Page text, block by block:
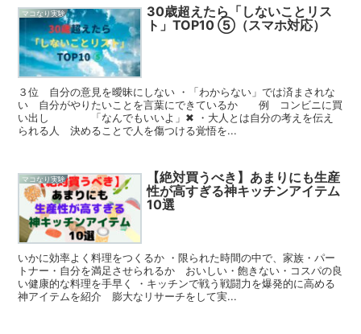
マコなり実験
30歳超えたら「しないことリス
ト」TOP10 ⑤（スマホ対応）
３位 自分の意見を曖昧にしない ・「わからない」では済まされな
い 自分がやりたいことを言葉にできているか 例 コンビニに買
い出し 「なんでもいいよ」✖ ・大人とは自分の考えを伝え
られる人 決めることで人を傷つける覚悟を...
マコなり実験
【絶対買うべき】あまりにも生産
性が高すぎる神キッチンアイテム
10選
いかに効率よく料理をつくるか ・限られた時間の中で、家族・パー
トナー・自分を満足させられるか おいしい・飽きない・コスパの良
い健康的な料理を手早く ・キッチンで戦う戦闘力を爆発的に高める
神アイテムを紹介 膨大なリサーチをして実...